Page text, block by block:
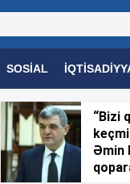
SOSIAL
TƏHSIL SAĞLAMLIQ
“Bizi
Əmin